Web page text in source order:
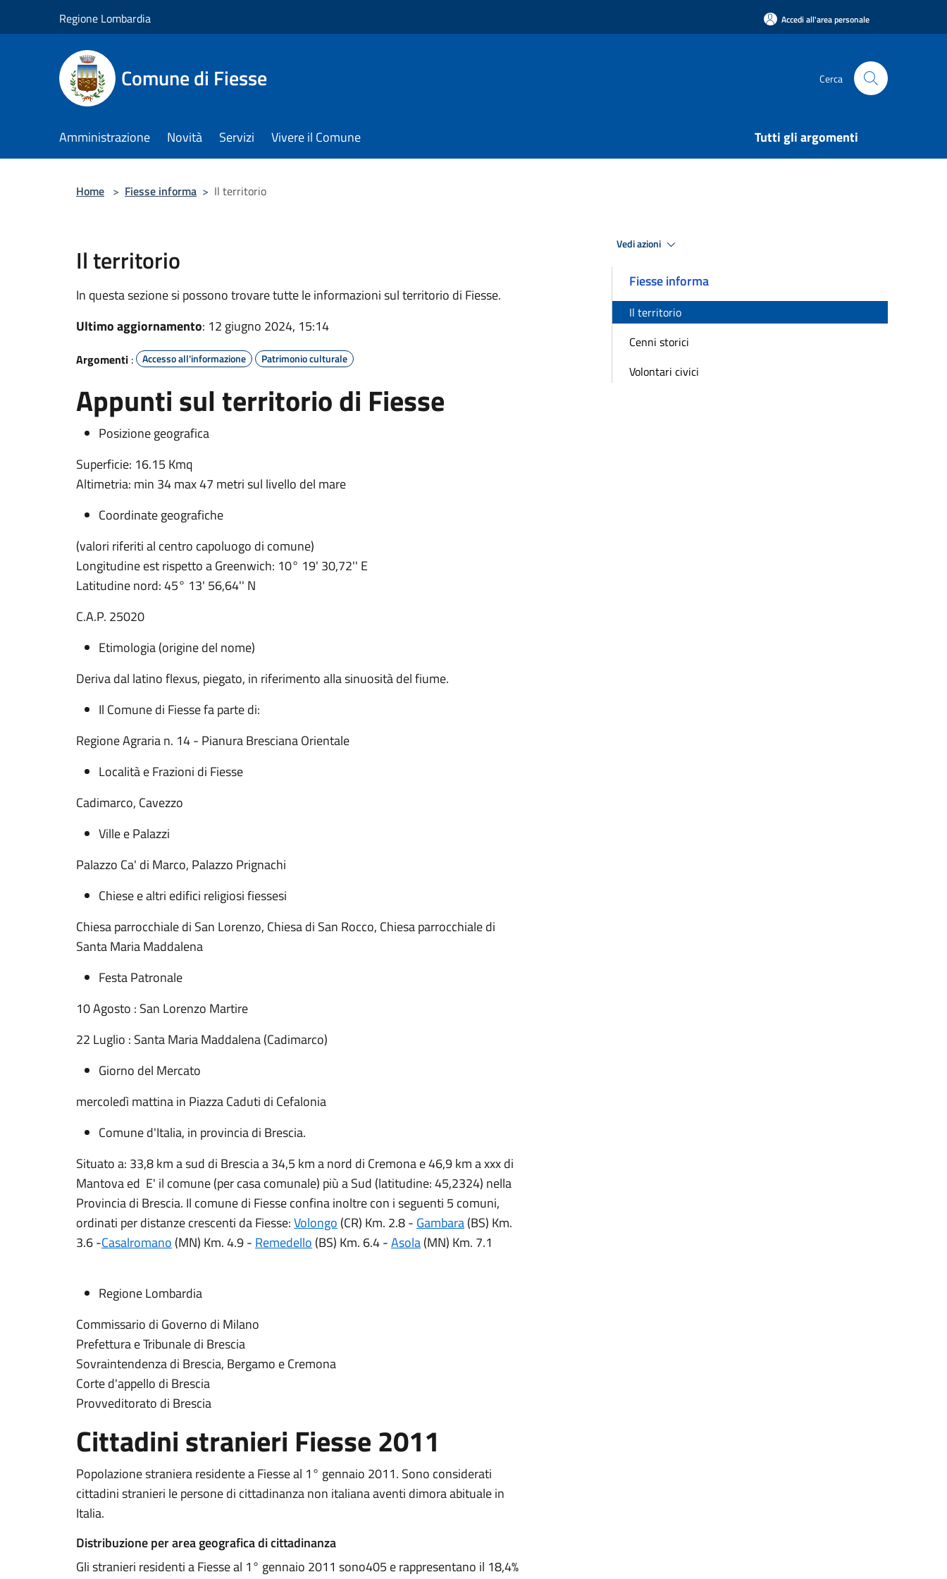
Regione Lombardia Accedi all'area personale
Comune di Fiesse Cerca
Amministrazione Novità Servizi Vivere il Comune Tutti gli argomenti
Home > Fiesse informa > Il territorio
Il territorio
In questa sezione si possono trovare tutte le informazioni sul territorio di Fiesse.
Ultimo aggiornamento: 12 giugno 2024, 15:14
Argomenti : Accesso all'informazione Patrimonio culturale
Appunti sul territorio di Fiesse
Posizione geografica
Superficie: 16.15 Kmq
Altimetria: min 34 max 47 metri sul livello del mare
Coordinate geografiche
(valori riferiti al centro capoluogo di comune)
Longitudine est rispetto a Greenwich: 10° 19' 30,72'' E
Latitudine nord: 45° 13' 56,64'' N
C.A.P. 25020
Etimologia (origine del nome)
Deriva dal latino flexus, piegato, in riferimento alla sinuosità del fiume.
Il Comune di Fiesse fa parte di:
Regione Agraria n. 14 - Pianura Bresciana Orientale
Località e Frazioni di Fiesse
Cadimarco, Cavezzo
Ville e Palazzi
Palazzo Ca' di Marco, Palazzo Prignachi
Chiese e altri edifici religiosi fiessesi
Chiesa parrocchiale di San Lorenzo, Chiesa di San Rocco, Chiesa parrocchiale di
Santa Maria Maddalena
Festa Patronale
10 Agosto : San Lorenzo Martire
22 Luglio : Santa Maria Maddalena (Cadimarco)
Giorno del Mercato
mercoledì mattina in Piazza Caduti di Cefalonia
Comune d'Italia, in provincia di Brescia.
Situato a: 33,8 km a sud di Brescia a 34,5 km a nord di Cremona e 46,9 km a xxx di
Mantova ed E' il comune (per casa comunale) più a Sud (latitudine: 45,2324) nella
Provincia di Brescia. Il comune di Fiesse confina inoltre con i seguenti 5 comuni,
ordinati per distanze crescenti da Fiesse:Volongo (CR) Km. 2.8 - Gambara(BS) Km.
3.6 -Casalromano (MN) Km. 4.9 - Remedello (BS) Km. 6.4 -Asola(MN) Km. 7.1
Regione Lombardia
Commissario di Governo di Milano
Prefettura e Tribunale di Brescia
Sovraintendenza di Brescia, Bergamo e Cremona
Corte d'appello di Brescia
Provveditorato di Brescia
Cittadini stranieri Fiesse 2011
Popolazione straniera residente a Fiesse al 1° gennaio 2011. Sono considerati
cittadini stranieri le persone di cittadinanza non italiana aventi dimora abituale in
Italia.
Distribuzione per area geografica di cittadinanza
Gli stranieri residenti a Fiesse al 1° gennaio 2011 sono405 e rappresentano il 18,4%
Vedi azioni
Fiesse informa
Il territorio
Cenni storici
Volontari civici